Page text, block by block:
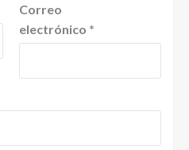
Correo
electrónico *